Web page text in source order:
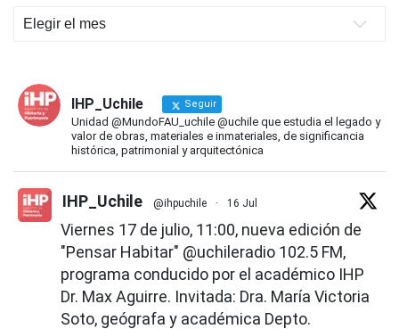
Novedades
IHP_Uchile Seguir
Unidad @MundoFAU_uchile @uchile que estudia el legado y
valor de obras, materiales e inmateriales, de significancia
histórica, patrimonial y arquitectónica
IHP_Uchile @ihpuchile · 16 Jul
Viernes 17 de julio, 11:00, nueva edición de
"Pensar Habitar" @uchileradio 102.5 FM,
programa conducido por el académico IHP
Dr. Max Aguirre. Invitada: Dra. María Victoria
Soto, geógrafa y académica Depto.